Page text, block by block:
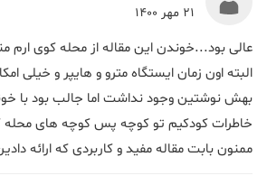
21 مهر 1400
عالی بود...خوندن این مقاله از محله کوی ارم
البته اون زمان ایستگاه مترو و هایپر و خیلی
بهش نوشتین وجود نداشت اما جالب بود با
خاطرات کودکیم تو کوچه پس کوچه های محله
ممنون بابت مقاله مفید و کاربردی که ارائه